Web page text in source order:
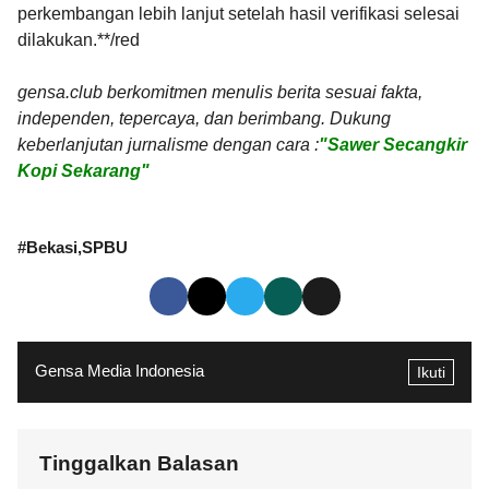
perkembangan lebih lanjut setelah hasil verifikasi selesai
dilakukan.**/red
gensa.club berkomitmen menulis berita sesuai fakta,
independen, tepercaya, dan berimbang. Dukung
keberlanjutan jurnalisme dengan cara :"Sawer Secangkir
Kopi Sekarang"
#Bekasi SPBU
Gensa Media Indonesia Ikuti
Tinggalkan Balasan